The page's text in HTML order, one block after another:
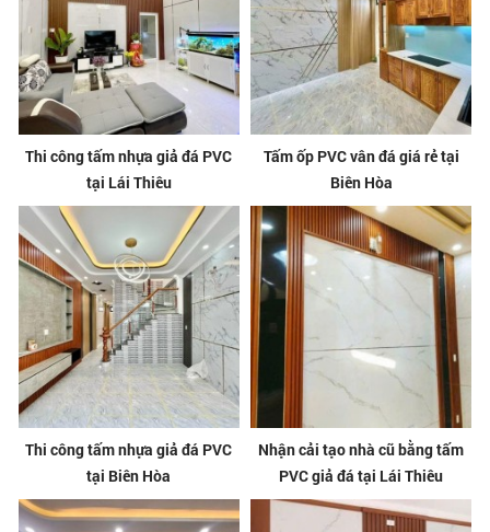
Thi công tấm nhựa giả đá PVC
tại Lái Thiêu
Tấm ốp PVC vân đá giá rẻ tại
Biên Hòa
Thi công tấm nhựa giả đá PVC
tại Biên Hòa
Nhận cải tạo nhà cũ bằng tấm
PVC giả đá tại Lái Thiêu